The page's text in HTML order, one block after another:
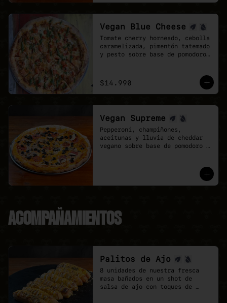
Vegan Blue Cheese
Tomate cherry horneado, cebolla
caramelizada, pimentón tatemado
y pesto sobre base de pomodoro
$14.990
Vegan Supreme
Pepperoni, champiñones,
aceitunas y lluvia de cheddar
vegano sobre base de pomodoro y
ACOMPAÑAMIENTOS
Palitos de Ajo
8 unidades de nuestra fresca
masa bañados en un shot de
salsa de ajo con toques de